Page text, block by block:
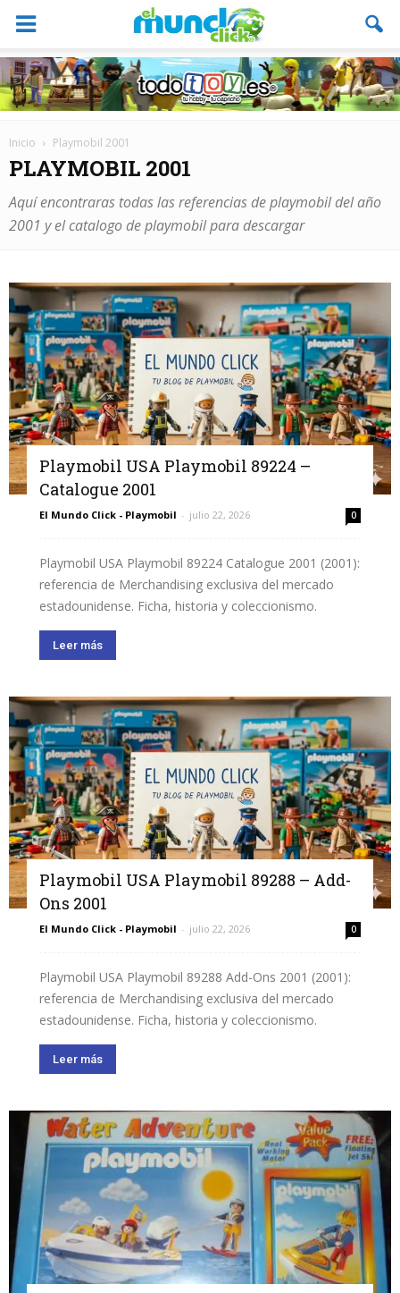
Inicio Playmobil 2001
PLAYMOBIL 2001
Aquí encontraras todas las referencias de playmobil del año
2001 y el catalogo de playmobil para descargar
Playmobil USA Playmobil 89224 –
Catalogue 2001
El Mundo Click - Playmobil - julio 22, 2026 0
Playmobil USA Playmobil 89224 Catalogue 2001 (2001):
referencia de Merchandising exclusiva del mercado
estadounidense. Ficha, historia y coleccionismo.
Leer más
Playmobil USA Playmobil 89288 – Add-
Ons 2001
El Mundo Click - Playmobil - julio 22, 2026 0
Playmobil USA Playmobil 89288 Add-Ons 2001 (2001):
referencia de Merchandising exclusiva del mercado
estadounidense. Ficha, historia y coleccionismo.
Leer más